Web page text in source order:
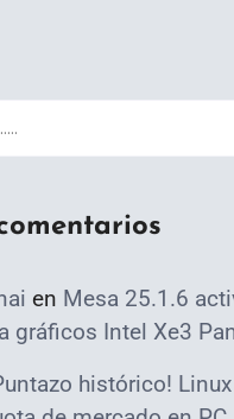
en Mesa 25.1.6
gráficos Intel Xe3
histórico!